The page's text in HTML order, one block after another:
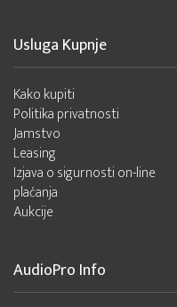
Usluga Kupnje
Kako kupiti
Politika privatnosti
Jamstvo
Leasing
Izjava o sigurnosti on-line
plaćanja
Aukcije
AudioPro Info